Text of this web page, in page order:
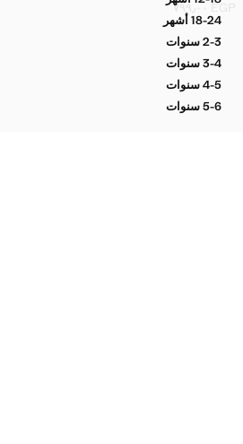
تي شيرت مضلع مخطط
18-24 أشهرتي شيرت مضلع مخطط
2-3 سنوات تي شيرت مضلع مخطط
3-4 سنوات تي شيرت مضلع مخطط
4-5 سنوات تي شيرت مضلع مخطط
5-6 سنوات تي شيرت مضلع مخطط
السعر الحالي [EGP ٧٩٩٫٠٠ ]
EGP ٧٩٩٫٠٠